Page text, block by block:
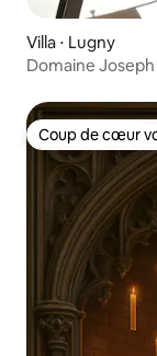
Villa ⋅ Lugny
Domaine
Coup de cœur
Coup de cœur